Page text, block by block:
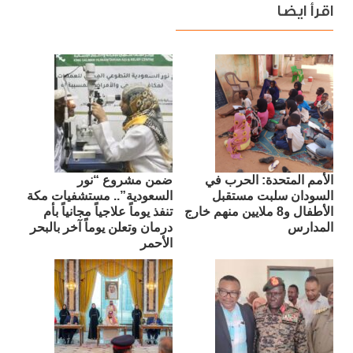
اقرأ ايضا
الأمم المتحدة: الحرب في
السودان سلبت مستقبل
الأطفال و8 ملايين منهم خارج
المدارس
ضمن مشروع “نور
السعودية”.. مستشفيات مكة
تنفذ يوماً علاجياً مجانياً بأم
درمان وتعلن يوماً آخر بالبحر
الأحمر